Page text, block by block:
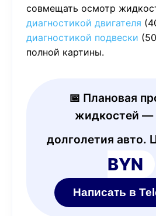
совмещать осмотр
диагностикой двигателя
диагностикой подвески
полной картины.
📅 Плановая
жидкостей —
долголетия авто.
BYN
Написать в